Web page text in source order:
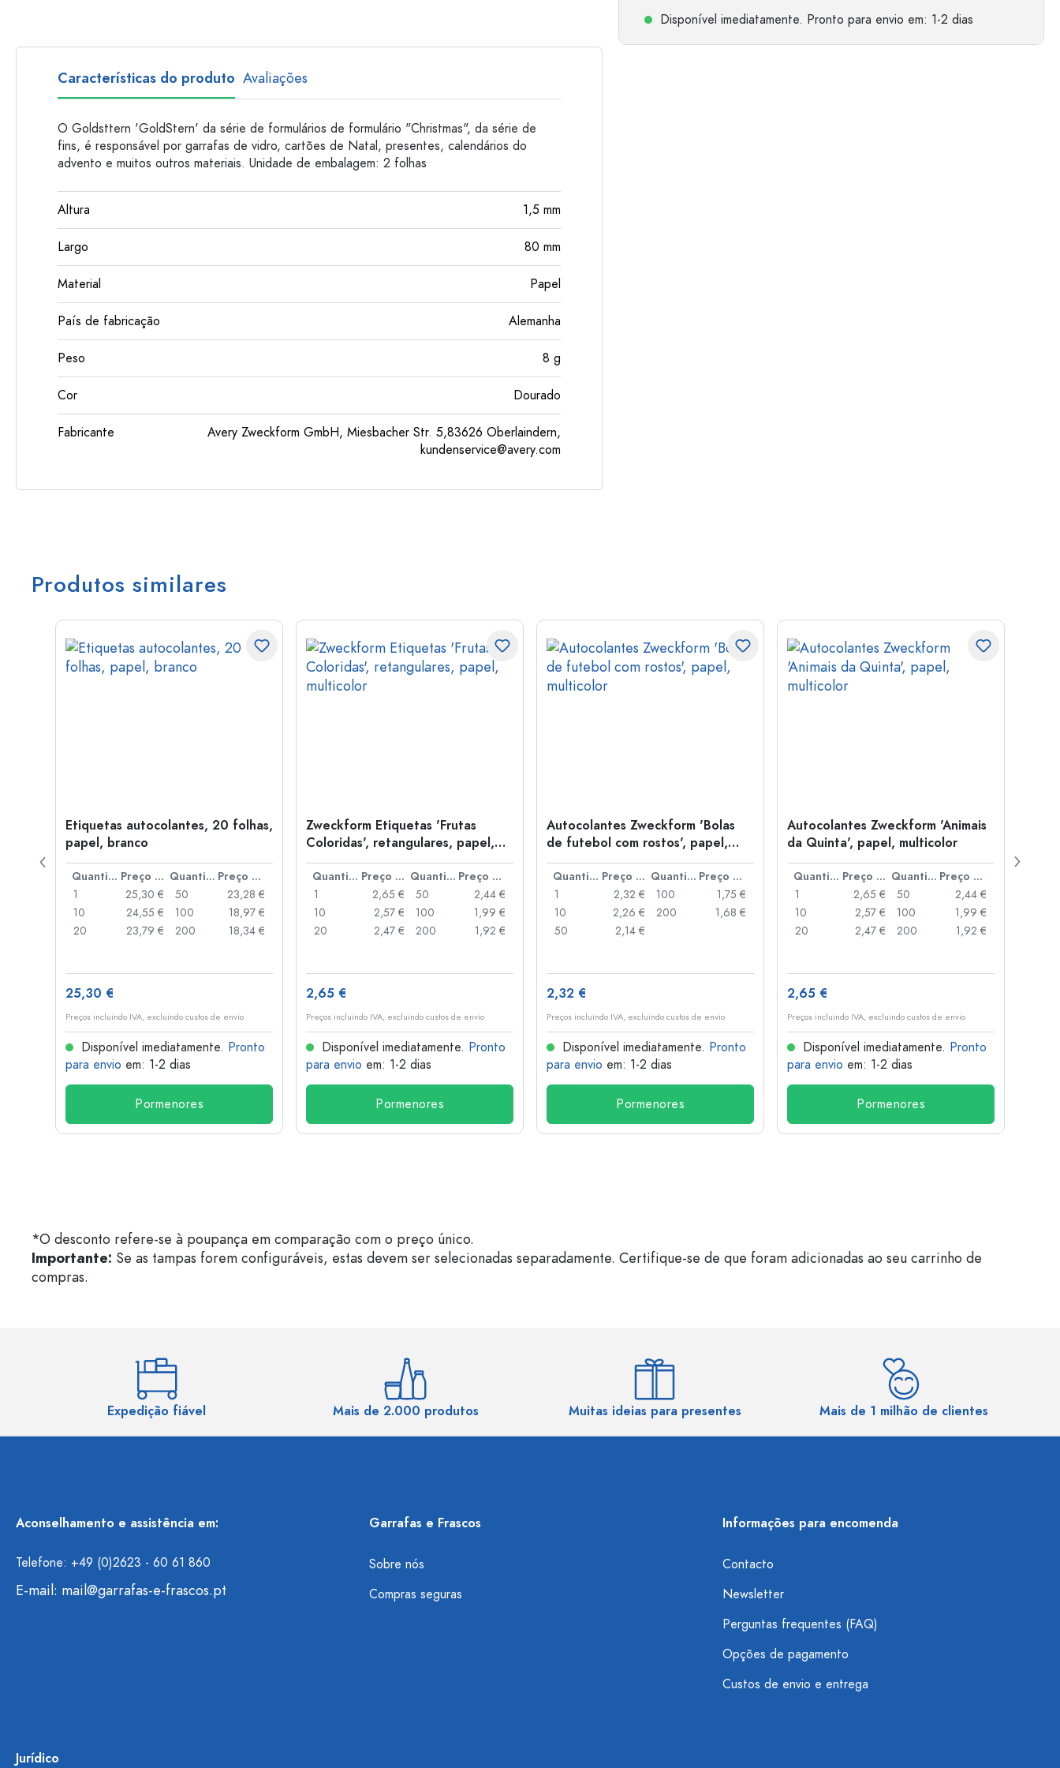
Disponível imediatamente. Pronto para envio em: 1-2 dias
Características do produto Avaliações
O Goldsttern 'GoldStern' da série de formulários de formulário "Christmas", da série de
fins, é responsável por garrafas de vidro, cartões de Natal, presentes, calendários do
advento e muitos outros materiais. Unidade de embalagem: 2 folhas
Altura 1,5 mm
Largo 80 mm
Material Papel
País de fabricação Alemanha
Peso 8 g
Cor Dourado
Fabricante
Avery Zweckform GmbH, Miesbacher Str. 5,83626 Oberlaindern,
kundenservice@avery.com
Produtos similares
Etiquetas autocolantes, 20 folhas,
papel, branco
Quantidade Preço por peça Quantidade
Preço por peça
1
25,30 €
10
24,55 €
20
23,79 €
50
23,28 €
100
18,97 €
200
18,34 €
25,30 €
Preços incluindo IVA, excluindo custos de envio
Disponível imediatamente. Pronto
para envio em: 1-2 dias
Pormenores
Zweckform Etiquetas 'Frutas
Coloridas', retangulares, papel,
multicolor
Quantidade Preço por peça Quantidade
Preço por peça
1
2,65 €
10
2,57 €
20
2,47 €
50
2,44 €
100
1,99 €
200
1,92 €
2,65 €
Preços incluindo IVA, excluindo custos de envio
Disponível imediatamente. Pronto
para envio em: 1-2 dias
Pormenores
Autocolantes Zweckform 'Bolas
de futebol com rostos', papel,
multicolor
Quantidade Preço por peça Quantidade
Preço por peça
1
2,32 €
10
2,26 €
50
2,14 €
100
1,75 €
200
1,68 €
2,32 €
Preços incluindo IVA, excluindo custos de envio
Disponível imediatamente. Pronto
para envio em: 1-2 dias
Pormenores
Autocolantes Zweckform 'Animais
da Quinta', papel, multicolor
Quantidade Preço por peça Quantidade
Preço por peça
1
2,65 €
10
2,57 €
20
2,47 €
50
2,44 €
100
1,99 €
200
1,92 €
2,65 €
Preços incluindo IVA, excluindo custos de envio
Disponível imediatamente. Pronto
para envio em: 1-2 dias
Pormenores
*O desconto refere-se à poupança em comparação com o preço único.
Importante: Se as tampas forem configuráveis, estas devem ser selecionadas separadamente. Certifique-se de que foram adicionadas ao seu carrinho de
compras.
Expedição fiável Mais de 2.000 produtos Muitas ideias para presentes Mais de 1 milhão de clientes
Aconselhamento e assistência em:
Telefone: +49 (0)2623 - 60 61 860
E-mail: mail@garrafas-e-frascos.pt
Garrafas e Frascos
Sobre nós
Compras seguras
Informações para encomenda
Contacto
Newsletter
Perguntas frequentes (FAQ)
Opções de pagamento
Custos de envio e entrega
Jurídico